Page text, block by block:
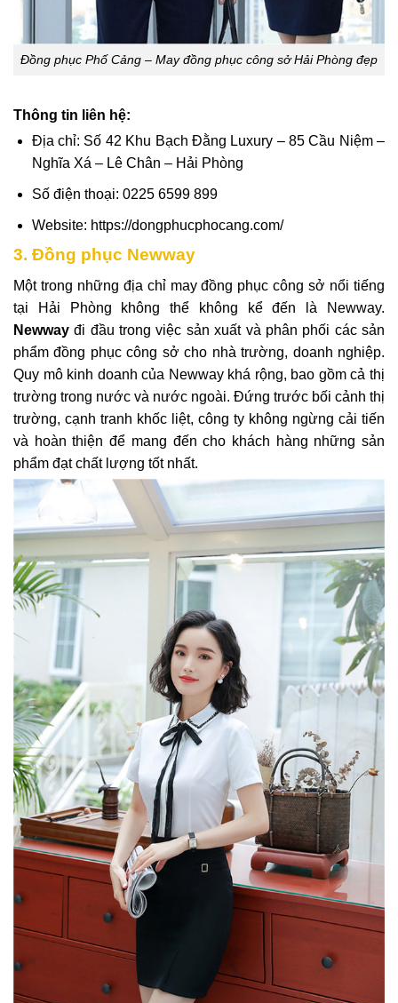
Đồng phục Phố Cảng – May đồng phục công sở Hải Phòng đẹp
Thông tin liên hệ:
Địa chỉ: Số 42 Khu Bạch Đằng Luxury – 85 Cầu Niệm –
Nghĩa Xá – Lê Chân – Hải Phòng
Số điện thoại: 0225 6599 899
Website: https://dongphucphocang.com/
3. Đồng phục Newway
Một trong những địa chỉ may đồng phục công sở nổi tiếng
tại Hải Phòng không thể không kể đến là Newway.
Newway đi đầu trong việc sản xuất và phân phối các sản
phẩm đồng phục công sở cho nhà trường, doanh nghiệp.
Quy mô kinh doanh của Newway khá rộng, bao gồm cả thị
trường trong nước và nước ngoài. Đứng trước bối cảnh thị
trường, cạnh tranh khốc liệt, công ty không ngừng cải tiến
và hoàn thiện để mang đến cho khách hàng những sản
phẩm đạt chất lượng tốt nhất.